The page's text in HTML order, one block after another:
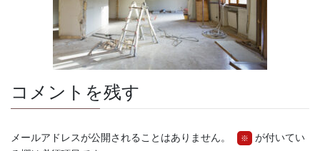
コメントを残す
メールアドレスが公開されることはありません。 ※
が付いてい